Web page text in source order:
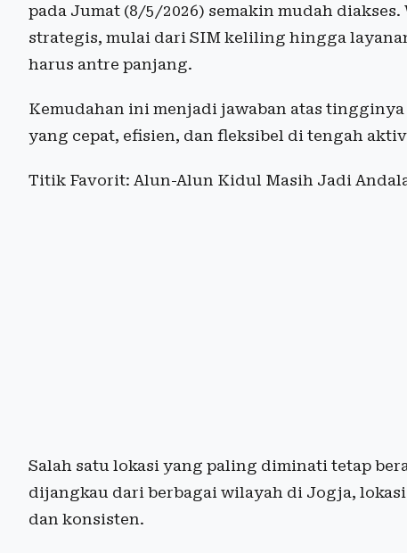
pada Jumat (8/5/2026) semakin mudah
strategis, mulai dari SIM keliling hingga
harus antre panjang.
Kemudahan ini menjadi jawaban atas
yang cepat, efisien, dan fleksibel di tengah
Titik Favorit: Alun-Alun Kidul Masih Jadi
Salah satu lokasi yang paling diminati tetap
dijangkau dari berbagai wilayah di Jogja,
dan konsisten.